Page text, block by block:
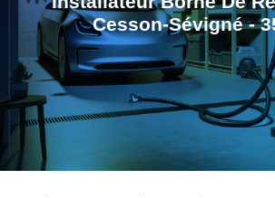
Cesson-Sévigné -